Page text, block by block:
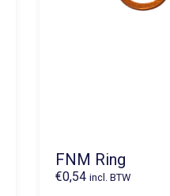
FNM Ring
€0,54 incl. BTW